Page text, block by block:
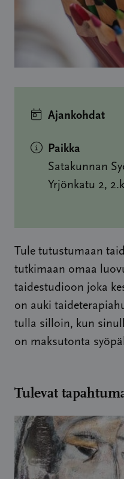
Ajankohdat
Paikka
Satakunnan
Yrjönkatu 2,
Tule tutustumaan
tutkimaan omaa
taidestudioon joka
on auki
tulla silloin, kun
on maksutonta
Tulevat